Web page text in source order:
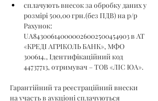
сплачують внесок за обробку даних у
розмірі 500,00 грн.(без ПДВ) на р/р
Рахунок:
UA843006140000026002500454903 в АТ
«КРЕДІ АГРІКОЛЬ БАНК», МФО
300614., Ідентифікаційний код
44737713, отримувач – ТОВ «ЛІС ЮА».
Гарантійний та реєстраційний внески
на участь в аукціоні сплачуються